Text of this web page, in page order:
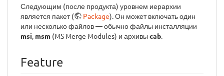
Следующим (после продукта) уровнем иерархии
является пакет (
Package). Он может включать один
или несколько файлов — обычно файлы инсталляции
msi, msm (MS Merge Modules) и архивы cab.
Feature